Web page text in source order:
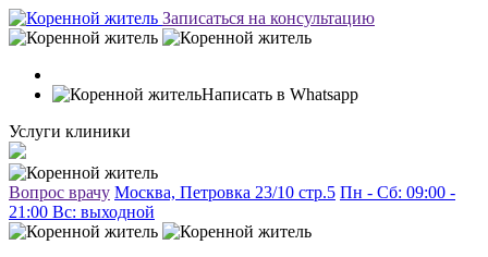
Записаться на консультацию
Написать в Whatsapp
Услуги клиники
Вопрос врачу Москва, Петровка 23/10 стр.5 Пн - Сб: 09:00 -
21:00 Вc: выходной